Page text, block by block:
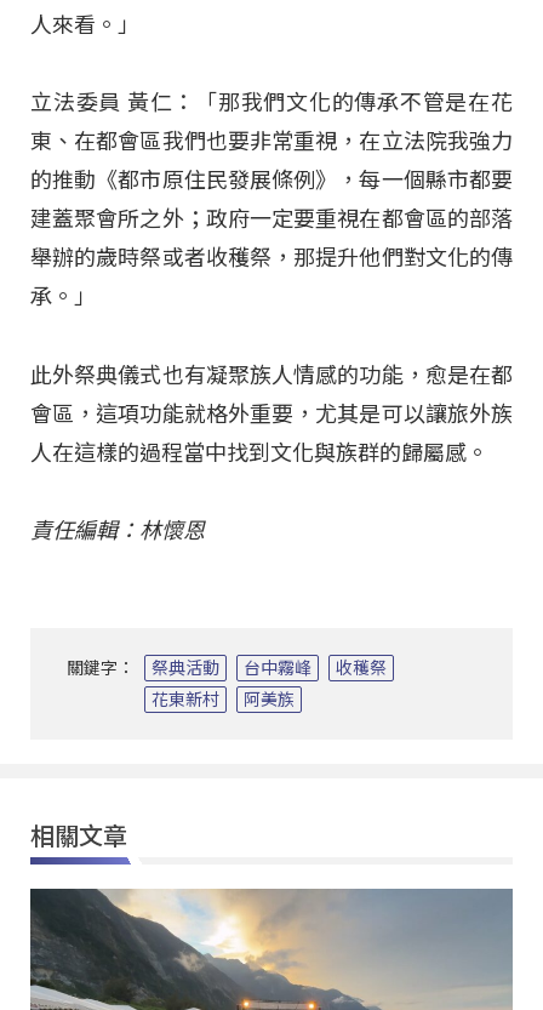
人來看。」
立法委員 黃仁：「那我們文化的傳承不管是在花
東、在都會區我們也要非常重視，在立法院我強力
的推動《都市原住民發展條例》，每一個縣市都要
建蓋聚會所之外；政府一定要重視在都會區的部落
舉辦的歲時祭或者收穫祭，那提升他們對文化的傳
承。」
此外祭典儀式也有凝聚族人情感的功能，愈是在都
會區，這項功能就格外重要，尤其是可以讓旅外族
人在這樣的過程當中找到文化與族群的歸屬感。
責任編輯：林懷恩
關鍵字： 祭典活動 台中霧峰
收穫祭
花東新村
阿美族
相關文章